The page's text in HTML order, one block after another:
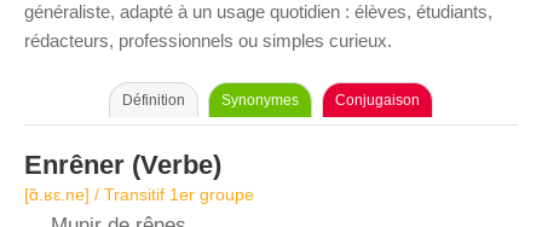
généraliste, adapté à un usage quotidien : élèves, étudiants,
rédacteurs, professionnels ou simples curieux.
Définition Synonymes Conjugaison
Enrêner (Verbe)
[ɑ̃.ʁɛ.ne] / Transitif 1er groupe